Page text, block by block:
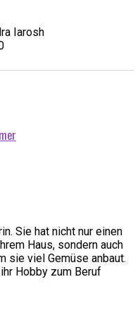
Iarosh
Sie hat nicht nur einen
Haus, sondern auch
sie viel Gemüse anbaut.
Hobby zum Beruf